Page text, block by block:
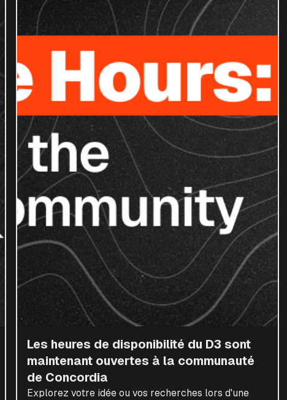
Les heures de disponibilité du D3 sont
maintenant ouvertes à la communauté
de Concordia
Explorez votre idée ou vos recherches lors d'une